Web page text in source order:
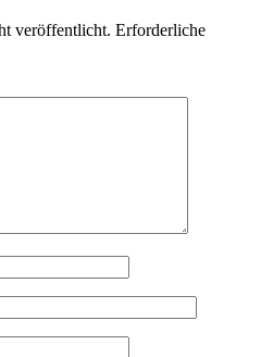
veröffentlicht. Erforderliche